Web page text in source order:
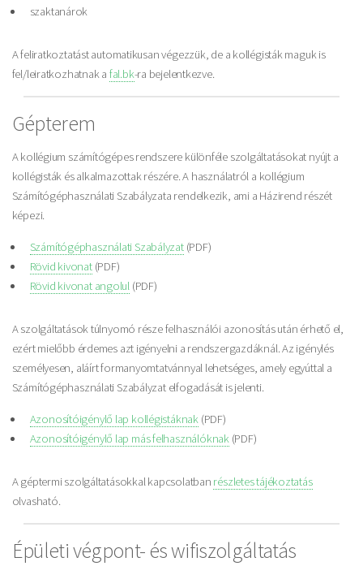
szaktanárok
A feliratkoztatást automatikusan végezzük, de a kollégisták maguk is
fel/leiratkozhatnak a fal.bk-ra bejelentkezve.
Gépterem
A kollégium számítógépes rendszere különféle szolgáltatásokat nyújt a
kollégisták és alkalmazottak részére. A használatról a kollégium
Számítógéphasználati Szabályzata rendelkezik, ami a Házirend részét
képezi.
Számítógéphasználati Szabályzat(PDF)
Rövid kivonat(PDF)
Rövid kivonat angolul (PDF)
A szolgáltatások túlnyomó része felhasználói azonosítás után érhető el,
ezért mielőbb érdemes azt igényelni a rendszergazdáknál. Az igénylés
személyesen, aláírt formanyomtatvánnyal lehetséges, amely egyúttal a
Számítógéphasználati Szabályzat elfogadását is jelenti.
Azonosítóigénylő lap kollégistáknak(PDF)
Azonosítóigénylő lap más felhasználóknak(PDF)
A géptermi szolgáltatásokkal kapcsolatban részletes tájékoztatás
olvasható.
Épületi végpont- és wifiszolgáltatás